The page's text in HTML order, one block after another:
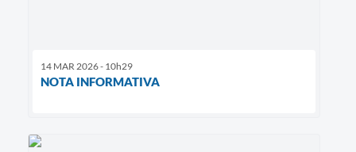
14 MAR 2026 - 10h29
NOTA INFORMATIVA